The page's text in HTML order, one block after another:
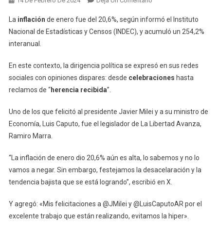
Y
Reclamos
Dirigencia
Política
Nuevo
Dato
La inflación de enero fue del 20,6%, según informó el Instituto
Nacional de Estadísticas y Censos (INDEC), y acumuló un 254,2%
interanual.
En este contexto, la dirigencia política se expresó en sus redes
sociales con opiniones dispares: desde celebraciones hasta
reclamos de “herencia recibida”.
Uno de los que felicitó al presidente Javier Milei y a su ministro de
Economía, Luis Caputo, fue el legislador de La Libertad Avanza,
Ramiro Marra.
“La inflación de enero dio 20,6% aún es alta, lo sabemos y no lo
vamos a negar. Sin embargo, festejamos la desacelaración y la
tendencia bajista que se está logrando”, escribió en X.
Y agregó: «Mis felicitaciones a @JMilei y @LuisCaputoAR por el
excelente trabajo que están realizando, evitamos la hiper».